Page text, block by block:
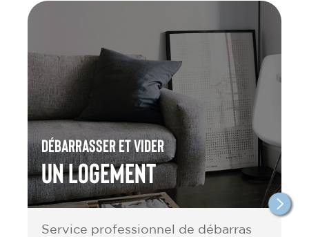
Débarrasser et vider
un Logement
Service professionnel de débarras